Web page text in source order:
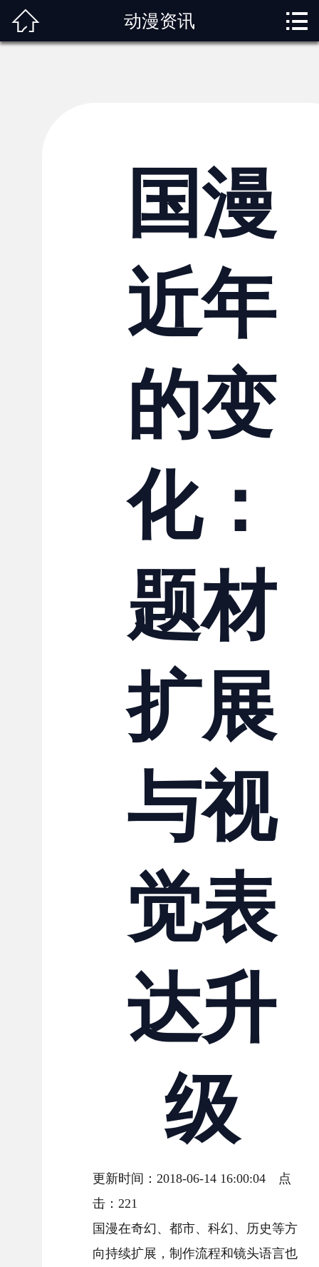
角色图鉴
内容服务
榜单排行
投稿交流
 动漫资讯 
国漫
近年
的变
化：
题材
扩展
与视
觉表
达升
级
更新时间：2018-06-14 16:00:04 点
击：221
国漫在奇幻、都市、科幻、历史等方
向持续扩展，制作流程和镜头语言也